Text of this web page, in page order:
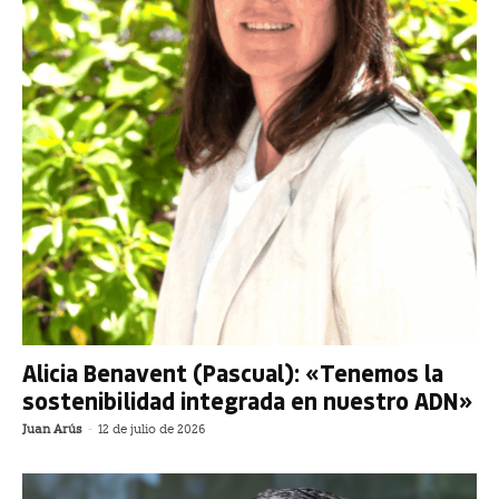
Alicia Benavent (Pascual): «Tenemos la
sostenibilidad integrada en nuestro ADN»
Juan Arús - 12 de julio de 2026